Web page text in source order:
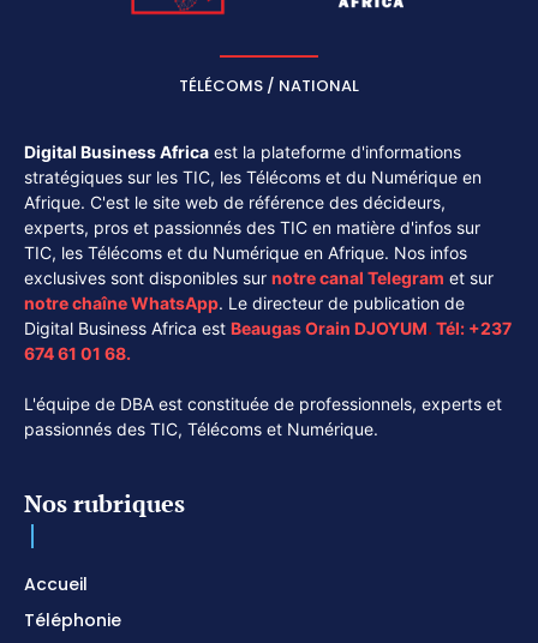
TÉLÉCOMS / NATIONAL
Digital Business Africa est la plateforme d'informations
stratégiques sur les TIC, les Télécoms et du Numérique en
Afrique. C'est le site web de référence des décideurs,
experts, pros et passionnés des TIC en matière d'infos sur
TIC, les Télécoms et du Numérique en Afrique. Nos infos
exclusives sont disponibles sur notre canal Telegram et sur
notre chaîneWhatsApp. Le directeur de publication de
Digital Business Africa est Beaugas Orain DJOYUM. Tél: +237
674 61 01 68.
L'équipe de DBA est constituée de professionnels, experts et
passionnés des TIC, Télécoms et Numérique.
Nos rubriques
Accueil
Téléphonie